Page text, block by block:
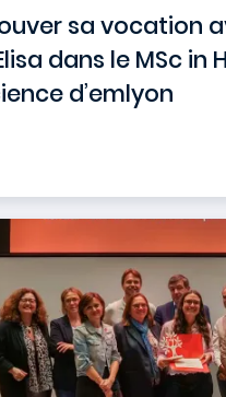
sa vocation
dans le MSc
d’emlyon